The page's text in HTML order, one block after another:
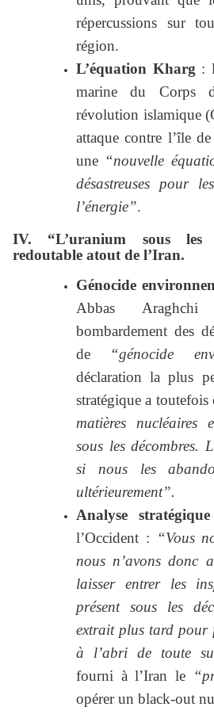
répercussions sur
région.
L’équation Kharg :
marine du Corps
révolution islamique
attaque contre l’île
une “nouvelle
désastreuses pour
l’énergie”.
IV. “L’uranium sous les
redoutable atout de l’Iran.
Génocide
Abbas
bombardement des
de “génocide
déclaration la plus
stratégique a toutefois
matières nucléaires
sous les décombres.
si nous les
ultérieurement”.
Analyse stratégique
l’Occident : “Vous
nous n’avons donc
laisser entrer les
présent sous les
extrait plus tard pour
à l’abri de toute
fourni à l’Iran le
opérer un black-out